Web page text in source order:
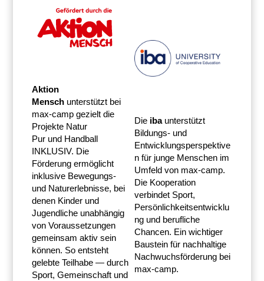
Aktion
Menschunterstützt bei
max-camp gezielt die
Projekte Natur
Pur und Handball
INKLUSIV. Die
Förderung ermöglicht
inklusive Bewegungs-
und Naturerlebnisse, bei
denen Kinder und
Jugendliche unabhängig
von Voraussetzungen
gemeinsam aktiv sein
können. So entsteht
gelebte Teilhabe — durch
Sport, Gemeinschaft und
Die iba unterstützt
Bildungs- und
Entwicklungsperspektive
n für junge Menschen im
Umfeld von max-camp.
Die Kooperation
verbindet Sport,
Persönlichkeitsentwicklu
ng und berufliche
Chancen. Ein wichtiger
Baustein für nachhaltige
Nachwuchsförderung bei
max-camp.